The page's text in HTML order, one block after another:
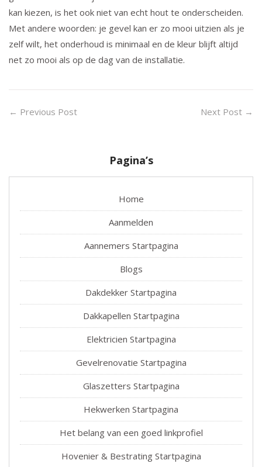
kan kiezen, is het ook niet van echt hout te onderscheiden.
Met andere woorden: je gevel kan er zo mooi uitzien als je
zelf wilt, het onderhoud is minimaal en de kleur blijft altijd
net zo mooi als op de dag van de installatie.
← Previous Post Next Post →
Pagina’s
Home
Aanmelden
Aannemers Startpagina
Blogs
Dakdekker Startpagina
Dakkapellen Startpagina
Elektricien Startpagina
Gevelrenovatie Startpagina
Glaszetters Startpagina
Hekwerken Startpagina
Het belang van een goed linkprofiel
Hovenier & Bestrating Startpagina